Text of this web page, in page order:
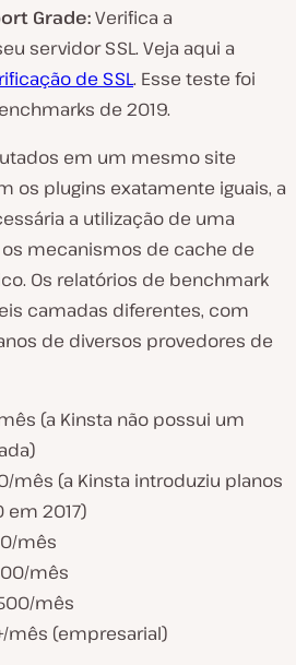
Grade:Verifica a
servidor SSL. Veja aqui a
de SSL. Esse teste foi
de 2019.
em um mesmo site
os plugins exatamente iguais, a
a utilização de uma
mecanismos de cache de
Os relatórios de benchmark
camadas diferentes, com
de diversos provedores de
(a Kinsta não possui um
mês (a Kinsta introduziu planos
em 2017)
mês
mês
mês
mês (empresarial)